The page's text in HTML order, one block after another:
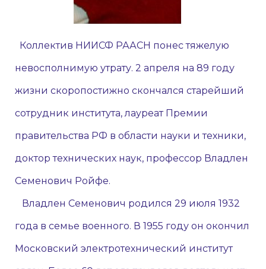
Коллектив НИИСФ РААСН понес тяжелую
невосполнимую утрату. 2 апреля на 89 году
жизни скоропостижно скончался старейший
сотрудник института, лауреат Премии
правительства РФ в области науки и техники,
доктор технических наук, профессор Владлен
Семенович Ройфе.
Владлен Семенович родился 29 июля 1932
года в семье военного. В 1955 году он окончил
Московский электротехнический институт